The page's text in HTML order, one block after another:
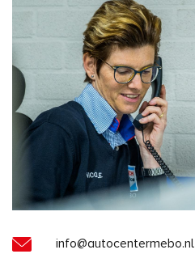
info@autocentermebo.nl